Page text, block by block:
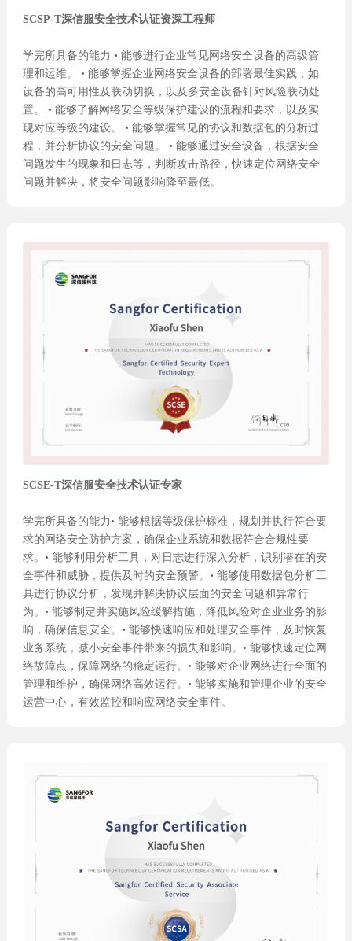
SCSP-T深信服安全技术认证资深工程师
学完所具备的能力 • 能够进行企业常见网络安全设备的高级管
理和运维。 • 能够掌握企业网络安全设备的部署最佳实践，如
设备的高可用性及联动切换，以及多安全设备针对风险联动处
置。 • 能够了解网络安全等级保护建设的流程和要求，以及实
现对应等级的建设。 • 能够掌握常见的协议和数据包的分析过
程，并分析协议的安全问题。 • 能够通过安全设备，根据安全
问题发生的现象和日志等，判断攻击路径，快速定位网络安全
问题并解决，将安全问题影响降至最低。
SCSE-T深信服安全技术认证专家
学完所具备的能力• 能够根据等级保护标准，规划并执行符合要
求的网络安全防护方案，确保企业系统和数据符合合规性要
求。• 能够利用分析工具，对日志进行深入分析，识别潜在的安
全事件和威胁，提供及时的安全预警。• 能够使用数据包分析工
具进行协议分析，发现并解决协议层面的安全问题和异常行
为。• 能够制定并实施风险缓解措施，降低风险对企业业务的影
响，确保信息安全。• 能够快速响应和处理安全事件，及时恢复
业务系统，减小安全事件带来的损失和影响。• 能够快速定位网
络故障点，保障网络的稳定运行。• 能够对企业网络进行全面的
管理和维护，确保网络高效运行。• 能够实施和管理企业的安全
运营中心，有效监控和响应网络安全事件。